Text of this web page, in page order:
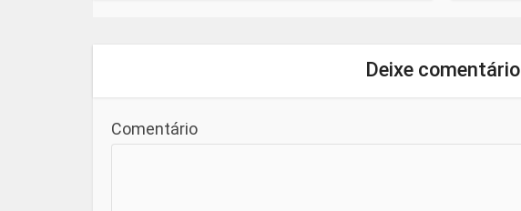
Deixe comentário
Comentário